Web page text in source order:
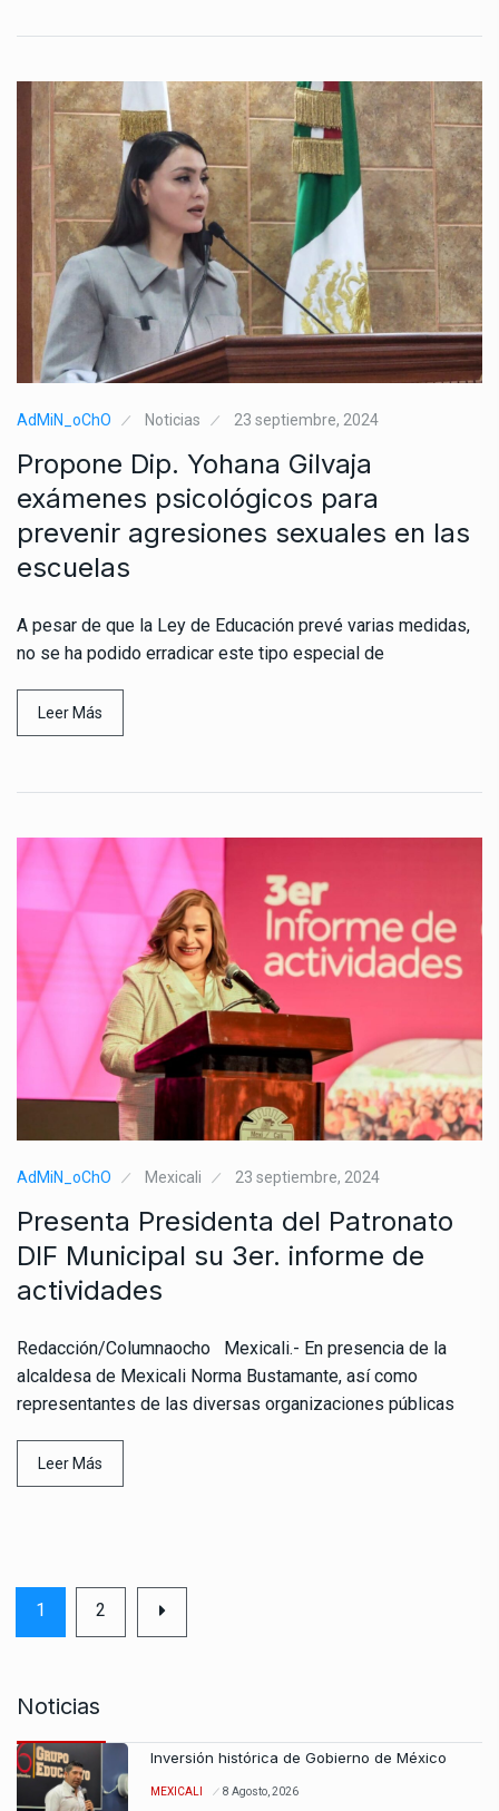
AdMiN_oChO Noticias 23 septiembre, 2024
Propone Dip. Yohana Gilvaja
exámenes psicológicos para
prevenir agresiones sexuales en las
escuelas
A pesar de que la Ley de Educación prevé varias medidas,
no se ha podido erradicar este tipo especial de
Leer Más
AdMiN_oChO Mexicali 23 septiembre, 2024
Presenta Presidenta del Patronato
DIF Municipal su 3er. informe de
actividades
Redacción/Columnaocho Mexicali.- En presencia de la
alcaldesa de Mexicali Norma Bustamante, así como
representantes de las diversas organizaciones públicas
Leer Más
1 2
Noticias
Inversión histórica de Gobierno de México
MEXICALI 8 Agosto, 2026